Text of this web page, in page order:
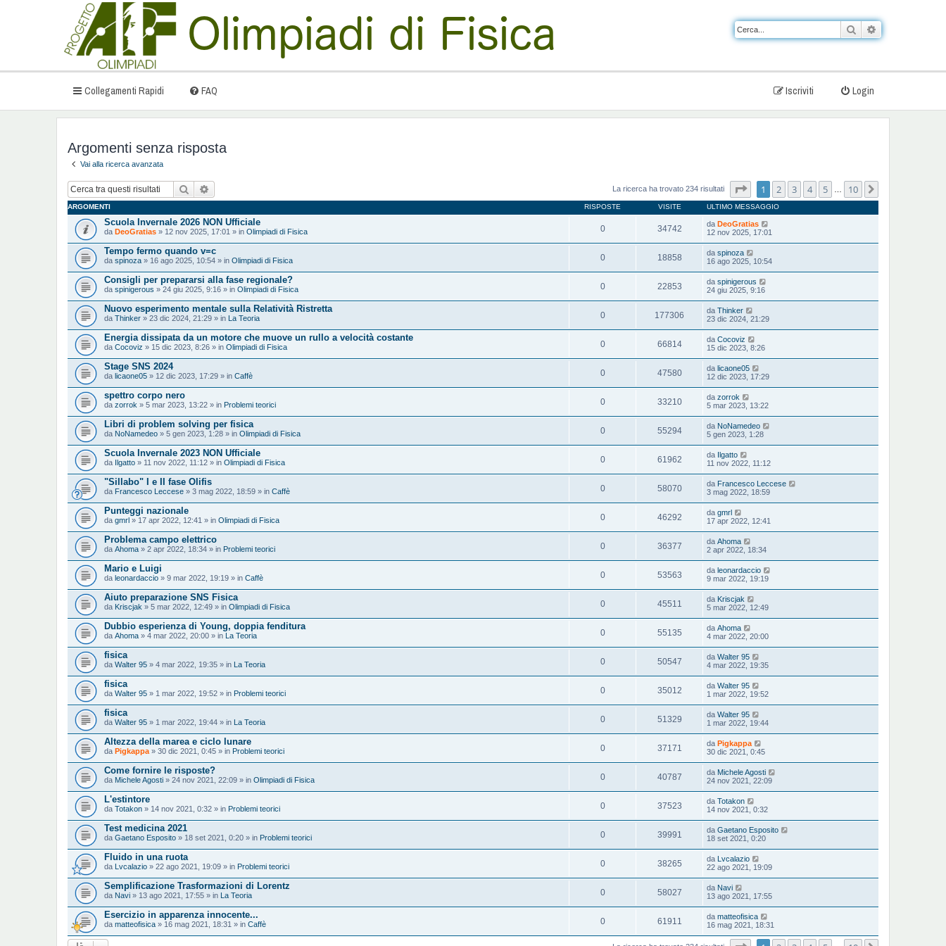
Cerca
Collegamenti Rapidi FAQ Login
Iscriviti
Argomenti senza risposta
Vai alla ricerca avanzata
Cerca La ricerca ha trovato 234 risultati Pagina1 di10
1 2 3 4 5 10
ARGOMENTI RISPOSTE VISITE ULTIMO MESSAGGIO
Scuola Invernale 2026 NON Ufficiale
da DeoGratias » 12 nov 2025, 17:01 » in Olimpiadi di Fisica 0 34742 da DeoGratias
12 nov 2025, 17:01
Tempo fermo quando v=c
da spinoza » 16 ago 2025, 10:54 » in Olimpiadi di Fisica 0 18858 da spinoza
16 ago 2025, 10:54
Consigli per prepararsi alla fase regionale?
da spinigerous » 24 giu 2025, 9:16 » in Olimpiadi di Fisica 0 22853 da spinigerous
24 giu 2025, 9:16
Nuovo esperimento mentale sulla Relatività Ristretta
da Thinker » 23 dic 2024, 21:29 » in La Teoria 0 177306 da Thinker
23 dic 2024, 21:29
Energia dissipata da un motore che muove un rullo a velocità costante
da Cocoviz » 15 dic 2023, 8:26 » in Olimpiadi di Fisica 0 66814 da Cocoviz
15 dic 2023, 8:26
Stage SNS 2024
da licaone05 » 12 dic 2023, 17:29 » in Caffè 0 47580 da licaone05
12 dic 2023, 17:29
spettro corpo nero
da zorrok » 5 mar 2023, 13:22 » in Problemi teorici 0 33210 da zorrok
5 mar 2023, 13:22
Libri di problem solving per fisica
da NoNamedeo » 5 gen 2023, 1:28 » in Olimpiadi di Fisica 0 55294 da NoNamedeo
5 gen 2023, 1:28
Scuola Invernale 2023 NON Ufficiale
da Ilgatto » 11 nov 2022, 11:12 » in Olimpiadi di Fisica 0 61962 da Ilgatto
11 nov 2022, 11:12
"Sillabo" I e II fase Olifis
da Francesco Leccese » 3 mag 2022, 18:59 » in Caffè 0 58070 da Francesco Leccese
3 mag 2022, 18:59
Punteggi nazionale
da gmrl » 17 apr 2022, 12:41 » in Olimpiadi di Fisica 0 46292 da gmrl
17 apr 2022, 12:41
Problema campo elettrico
da Ahoma » 2 apr 2022, 18:34 » in Problemi teorici 0 36377 da Ahoma
2 apr 2022, 18:34
Mario e Luigi
da leonardaccio » 9 mar 2022, 19:19 » in Caffè 0 53563 da leonardaccio
9 mar 2022, 19:19
Aiuto preparazione SNS Fisica
da Kriscjak » 5 mar 2022, 12:49 » in Olimpiadi di Fisica 0 45511 da Kriscjak
5 mar 2022, 12:49
Dubbio esperienza di Young, doppia fenditura
da Ahoma » 4 mar 2022, 20:00 » in La Teoria 0 55135 da Ahoma
4 mar 2022, 20:00
fisica
da Walter 95 » 4 mar 2022, 19:35 » in La Teoria 0 50547 da Walter 95
4 mar 2022, 19:35
fisica
da Walter 95 » 1 mar 2022, 19:52 » in Problemi teorici 0 35012 da Walter 95
1 mar 2022, 19:52
fisica
da Walter 95 » 1 mar 2022, 19:44 » in La Teoria 0 51329 da Walter 95
1 mar 2022, 19:44
Altezza della marea e ciclo lunare
da Pigkappa » 30 dic 2021, 0:45 » in Problemi teorici 0 37171 da Pigkappa
30 dic 2021, 0:45
Come fornire le risposte?
da Michele Agosti » 24 nov 2021, 22:09 » in Olimpiadi di Fisica 0 40787 da Michele Agosti
24 nov 2021, 22:09
L'estintore
da Totakon » 14 nov 2021, 0:32 » in Problemi teorici 0 37523 da Totakon
14 nov 2021, 0:32
Test medicina 2021
da Gaetano Esposito » 18 set 2021, 0:20 » in Problemi teorici 0 39991 da Gaetano Esposito
18 set 2021, 0:20
Fluido in una ruota
da Lvcalazio » 22 ago 2021, 19:09 » in Problemi teorici 0 38265 da Lvcalazio
22 ago 2021, 19:09
Semplificazione Trasformazioni di Lorentz
da Navi » 13 ago 2021, 17:55 » in La Teoria 0 58027 da Navi
13 ago 2021, 17:55
Esercizio in apparenza innocente...
da matteofisica » 16 mag 2021, 18:31 » in Caffè 0 61911 da matteofisica
16 mag 2021, 18:31